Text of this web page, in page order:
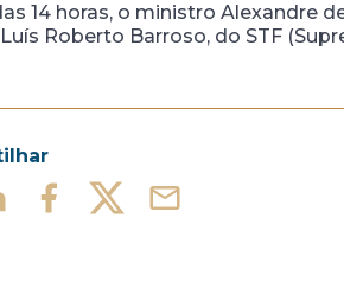
14 horas, o ministro Alexandre
Roberto Barroso, do STF